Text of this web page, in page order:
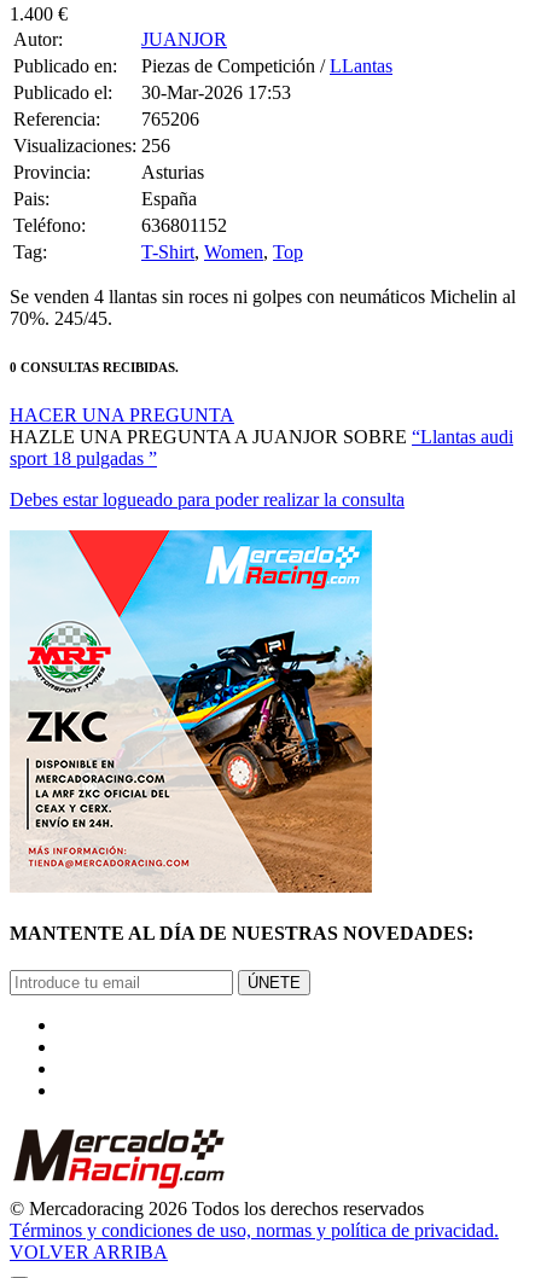
1.400 €
Autor:
JUANJOR
Publicado en:
Piezas de Competición /LLantas
Publicado el:
30-Mar-2026 17:53
Referencia:
765206
Visualizaciones: 256
Provincia:
Asturias
Pais:
España
Teléfono:
636801152
Tag:
T-Shirt, Women, Top
Se venden 4 llantas sin roces ni golpes con neumáticos Michelin al
70%. 245/45.
0 CONSULTAS RECIBIDAS.
HACER UNA PREGUNTA
HAZLE UNA PREGUNTA A JUANJOR SOBRE “Llantas audi
sport 18 pulgadas ”
Debes estar logueado para poder realizar la consulta
MANTENTE AL DÍA DE NUESTRAS NOVEDADES:
ÚNETE
© Mercadoracing 2026 Todos los derechos reservados
Términos y condiciones de uso, normas y política de privacidad.
VOLVER ARRIBA